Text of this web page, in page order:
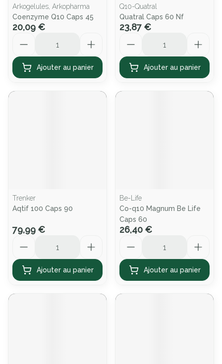
Arkogelules, Arkopharma
Coenzyme Q10 Caps 45
20,09 €
Ajouter au panier
Q10-Quatral
Quatral Caps 60 Nf
23,87 €
Ajouter au panier
Trenker
Aqtif 100 Caps 90
79,99 €
Ajouter au panier
Be-Life
Co-q10 Magnum Be Life
Caps 60
26,40 €
Ajouter au panier